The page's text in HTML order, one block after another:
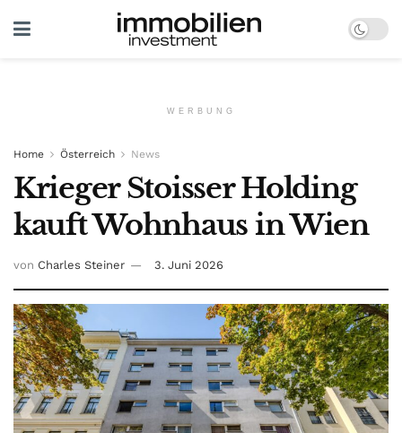
WERBUNG
Home Österreich News
Krieger Stoisser Holding
kauft Wohnhaus in Wien
von Charles Steiner 3. Juni 2026